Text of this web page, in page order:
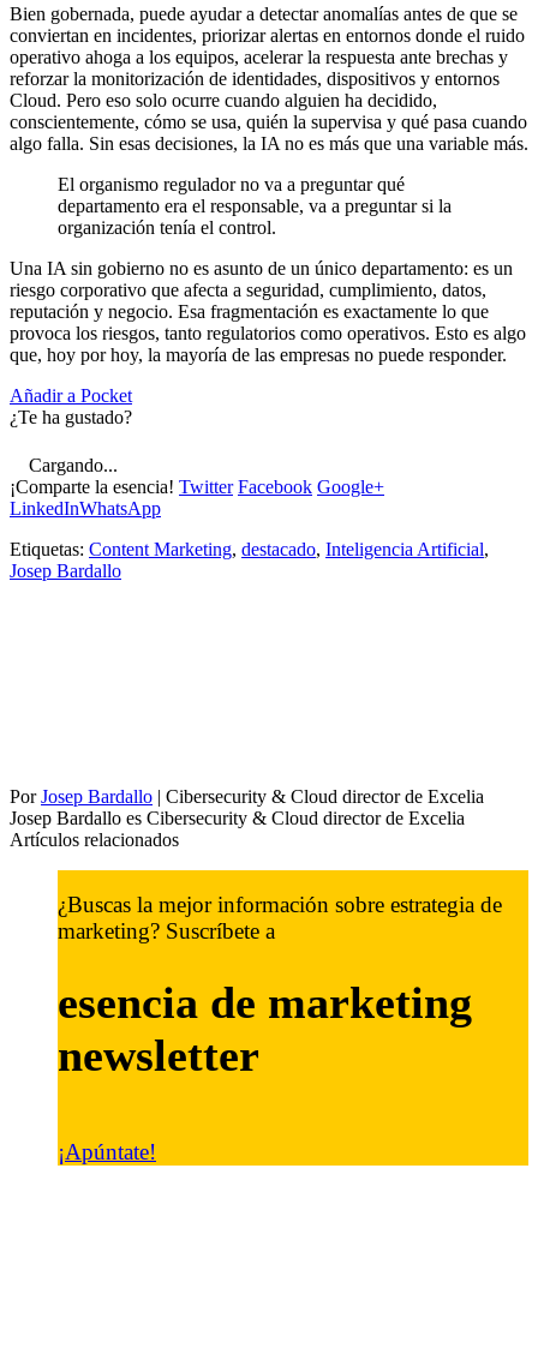
Bien gobernada, puede ayudar a detectar anomalías antes de que se
conviertan en incidentes, priorizar alertas en entornos donde el ruido
operativo ahoga a los equipos, acelerar la respuesta ante brechas y
reforzar la monitorización de identidades, dispositivos y entornos
Cloud. Pero eso solo ocurre cuando alguien ha decidido,
conscientemente, cómo se usa, quién la supervisa y qué pasa cuando
algo falla. Sin esas decisiones, la IA no es más que una variable más.
El organismo regulador no va a preguntar qué
departamento era el responsable, va a preguntar si la
organización tenía el control.
Una IA sin gobierno no es asunto de un único departamento: es un
riesgo corporativo que afecta a seguridad, cumplimiento, datos,
reputación y negocio. Esa fragmentación es exactamente lo que
provoca los riesgos, tanto regulatorios como operativos. Esto es algo
que, hoy por hoy, la mayoría de las empresas no puede responder.
Añadir a Pocket
¿Te ha gustado?
Cargando...
¡Comparte la esencia! Twitter Facebook Google+
LinkedInWhatsApp
Etiquetas: Content Marketing, destacado, Inteligencia Artificial,
Josep Bardallo
PorJosep Bardallo | Cibersecurity & Cloud director de Excelia
Josep Bardallo es Cibersecurity & Cloud director de Excelia
Artículos relacionados
¿Buscas la mejor información sobre estrategia de
marketing? Suscríbete a
esencia de marketing
newsletter
¡Apúntate!